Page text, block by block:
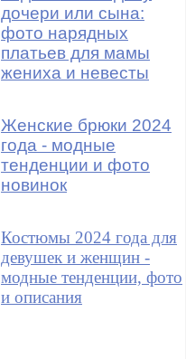
дочери или сына:
фото нарядных
платьев для мамы
жениха и невесты
Женские брюки 2024
года - модные
тенденции и фото
новинок
Костюмы 2024 года для
девушек и женщин -
модные тенденции, фото
и описания